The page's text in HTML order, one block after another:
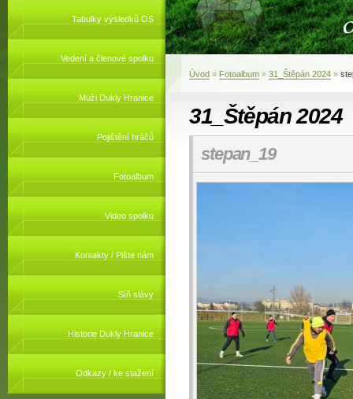
Tabulky výsledků OS
Vedení a členové spolku
Muži Dukly Hranice
Pojištění hráčů
Fotoalbum
Video spolku
Kontakty / Pište nám
Síň slávy
Historie Dukly Hranice
Odkazy / ke stažení
Úvod » Fotoalbum » 31_Štěpán 2024 »
31_Štěpán 2024
stepan_19